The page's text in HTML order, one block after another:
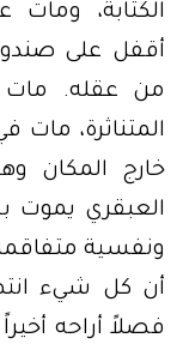
الكتابة،
أقفل على
من عقله.
المتناثرة،
خارج المكان
العبقري
ونفسية
أن كل شيء
فصلاً أراحه